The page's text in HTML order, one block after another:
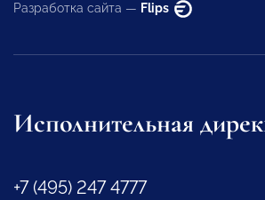
Разработка сайта — Flips
Исполнительная
+7 (495) 247 4777